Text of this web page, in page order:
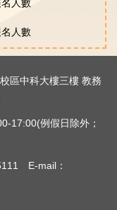
人數
人數
區中科大樓三樓 教務
17:00(例假日除外；
E-mail：